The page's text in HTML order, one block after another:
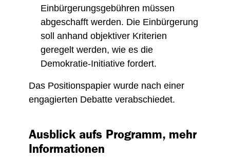
Einbürgerungsgebühren müssen
abgeschafft werden. Die Einbürgerung
soll anhand objektiver Kriterien
geregelt werden, wie es die
Demokratie-Initiative fordert.
Das Positionspapier wurde nach einer
engagierten Debatte verabschiedet.
Ausblick aufs Programm, mehr
Informationen